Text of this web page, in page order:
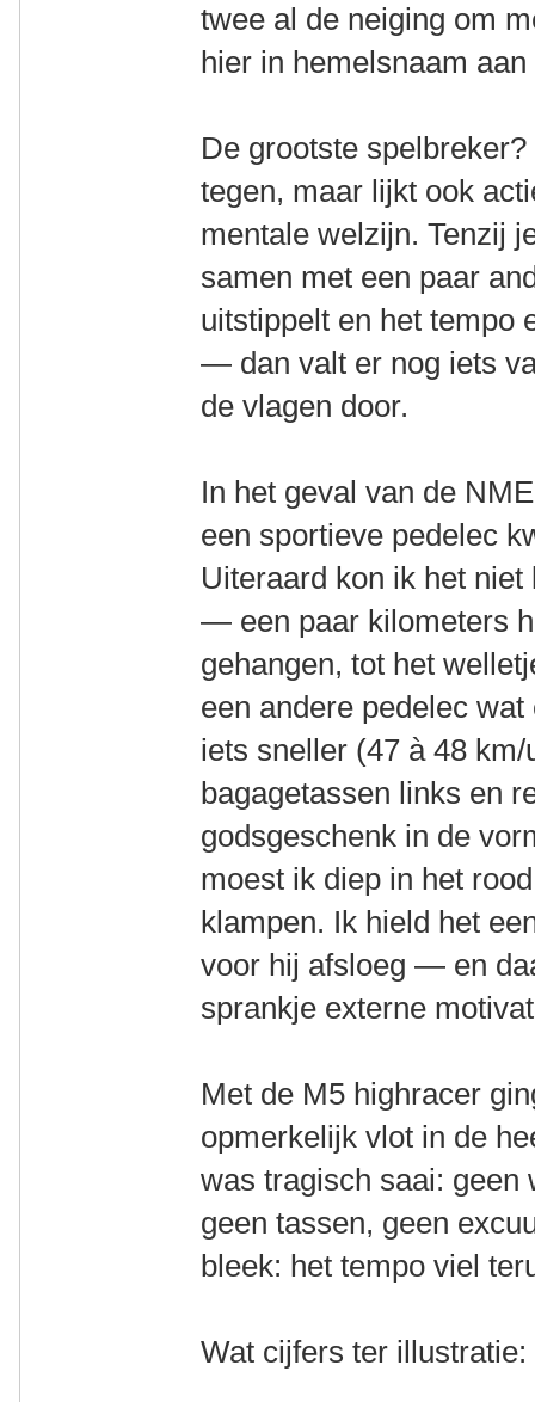
twee al de neiging om
hier in hemelsnaam
De grootste
tegen, maar lijkt ook
mentale welzijn. Tenzij
samen met een paar
uitstippelt en het tempo
— dan valt er nog iets
de vlagen door.
In het geval van de
een sportieve pedelec
Uiteraard kon ik het
— een paar kilometers
gehangen, tot het
een andere pedelec
iets sneller (47 à 48
bagagetassen links en
godsgeschenk in de
moest ik diep in het
klampen. Ik hield het
voor hij afsloeg — en
sprankje externe
Met de M5 highracer
opmerkelijk vlot in de
was tragisch saai: geen
geen tassen, geen
bleek: het tempo viel
Wat cijfers ter illustratie: